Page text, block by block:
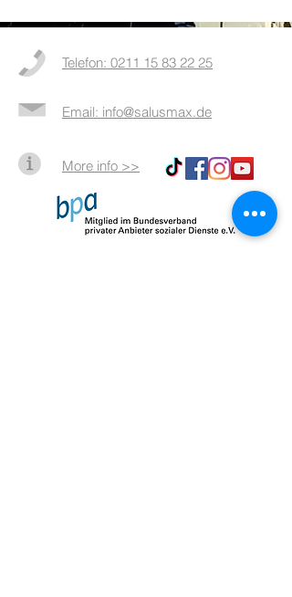
Telefon: 0211 15 83 22 25
Email: info@salusmax.de
More info >>